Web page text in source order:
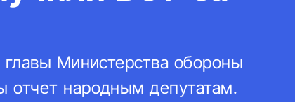
главы Министерства обороны
отчет народным депутатам.